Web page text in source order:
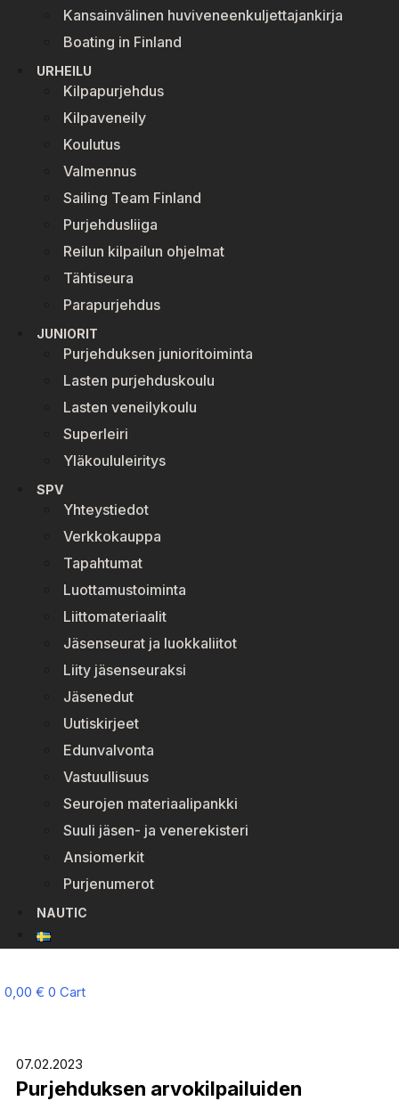
Kansainvälinen huviveneenkuljettajankirja
Boating in Finland
URHEILU
Kilpapurjehdus
Kilpaveneily
Koulutus
Valmennus
Sailing Team Finland
Purjehdusliiga
Reilun kilpailun ohjelmat
Tähtiseura
Parapurjehdus
JUNIORIT
Purjehduksen junioritoiminta
Lasten purjehduskoulu
Lasten veneilykoulu
Superleiri
Yläkoululeiritys
SPV
Yhteystiedot
Verkkokauppa
Tapahtumat
Luottamustoiminta
Liittomateriaalit
Jäsenseurat ja luokkaliitot
Liity jäsenseuraksi
Jäsenedut
Uutiskirjeet
Edunvalvonta
Vastuullisuus
Seurojen materiaalipankki
Suuli jäsen- ja venerekisteri
Ansiomerkit
Purjenumerot
NAUTIC
0,00 € 0 Cart
07.02.2023
Purjehduksen arvokilpailuiden